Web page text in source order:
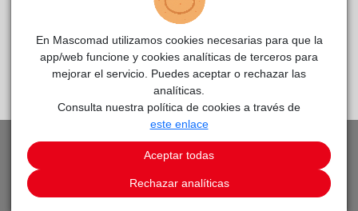
MESES
Cada adopción representa unanueva oportunidady una
famila más feliz
En Mascomad utilizamos cookies necesarias para que la
app/web funcione y cookies analíticas de terceros para
mejorar el servicio. Puedes aceptar o rechazar las
analíticas.
Consulta nuestra política de cookies a través de
este enlace
Aceptar todas
Rechazar analíticas